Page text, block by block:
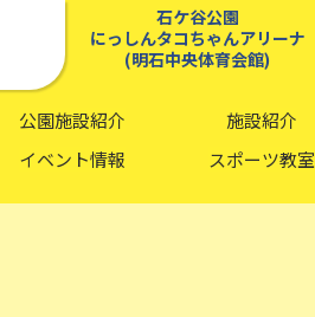
石ケ谷公園
にっしんタコちゃんアリーナ
(明石中央体育会館)
公園施設紹介 施設紹介
イベント情報
スポーツ教室